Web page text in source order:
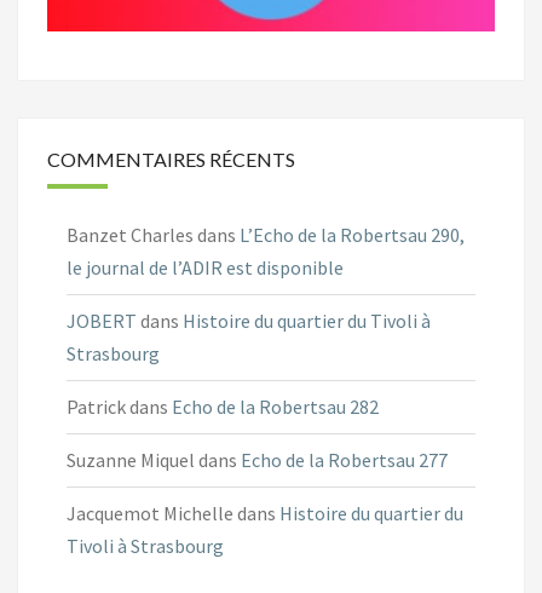
COMMENTAIRES RÉCENTS
Banzet Charles dans L’Echo de la Robertsau 290,
le journal de l’ADIR est disponible
JOBERT dans Histoire du quartier du Tivoli à
Strasbourg
Patrickdans Echo de la Robertsau 282
Suzanne Miquel dans Echo de la Robertsau 277
Jacquemot Michelle dans Histoire du quartier du
Tivoli à Strasbourg